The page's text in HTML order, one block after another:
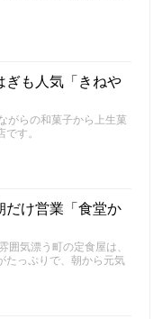
ぎも人気「きねや
がらの和菓子から上生菓
す。
だけ営業「食堂か
気漂う町の定食屋は、
たっぷりで、朝から元気